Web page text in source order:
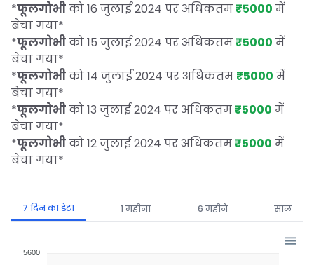
*फूलगोभीको 16 जुलाई 2024 पर अधिकतम ₹5000 में
बेचा गया*
*फूलगोभीको 15 जुलाई 2024 पर अधिकतम ₹5000 में
बेचा गया*
*फूलगोभीको 14 जुलाई 2024 पर अधिकतम ₹5000 में
बेचा गया*
*फूलगोभीको 13 जुलाई 2024 पर अधिकतम ₹5000 में
बेचा गया*
*फूलगोभीको 12 जुलाई 2024 पर अधिकतम ₹5000 में
बेचा गया*
7 दिन का डेटा 1 महीना 6 महीने साल
5600